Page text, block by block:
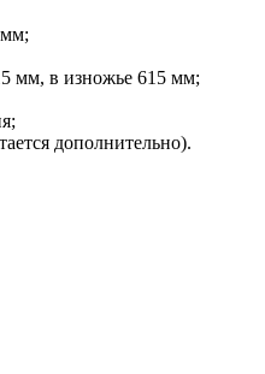
мм, в изножье 615 мм;
дополнительно).